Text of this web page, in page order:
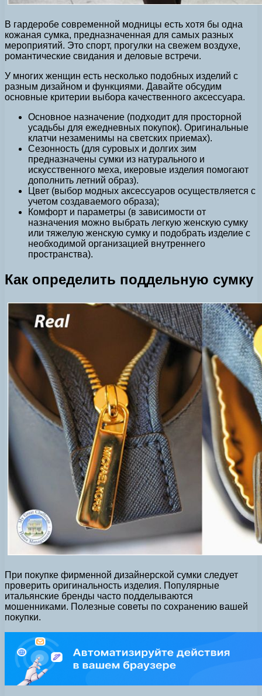
В гардеробе современной модницы есть хотя бы одна
кожаная сумка, предназначенная для самых разных
мероприятий. Это спорт, прогулки на свежем воздухе,
романтические свидания и деловые встречи.
У многих женщин есть несколько подобных изделий с
разным дизайном и функциями. Давайте обсудим
основные критерии выбора качественного аксессуара.
Основное назначение (подходит для просторной
усадьбы для ежедневных покупок). Оригинальные
клатчи незаменимы на светских приемах).
Сезонность (для суровых и долгих зим
предназначены сумки из натурального и
искусственного меха, икеровые изделия помогают
дополнить летний образ).
Цвет (выбор модных аксессуаров осуществляется с
учетом создаваемого образа);
Комфорт и параметры (в зависимости от
назначения можно выбрать легкую женскую сумку
или тяжелую женскую сумку и подобрать изделие с
необходимой организацией внутреннего
пространства).
Как определить поддельную сумку
При покупке фирменной дизайнерской сумки следует
проверить оригинальность изделия. Популярные
итальянские бренды часто подделываются
мошенниками. Полезные советы по сохранению вашей
покупки.